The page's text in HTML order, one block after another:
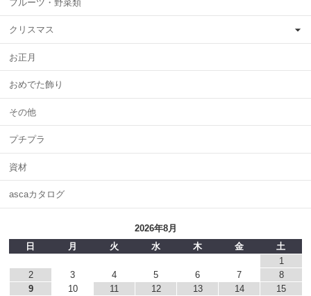
フルーツ・野菜類
クリスマス
お正月
おめでた飾り
その他
プチプラ
資材
ascaカタログ
2026年8月
日
月 火 水 木 金
土
1
2
3 4 5 6 7
8
9
10 11 12 13 14
15